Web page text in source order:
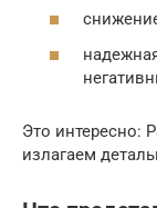
Это интересно:
излагаем